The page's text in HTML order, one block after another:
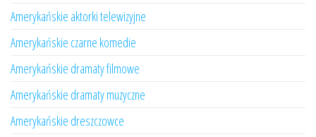
Amerykańskie aktorki telewizyjne
Amerykańskie czarne komedie
Amerykańskie dramaty filmowe
Amerykańskie dramaty muzyczne
Amerykańskie dreszczowce